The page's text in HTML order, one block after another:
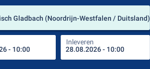
Gladbach (Noordrijn-Westfalen / Duitsland)
Inleveren